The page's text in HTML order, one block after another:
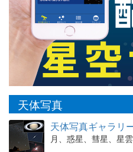
天体写真
天体写真ギャラリ
月、惑星、彗星、星